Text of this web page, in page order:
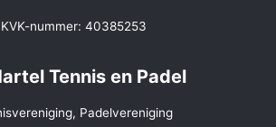
KVK-nummer: 40385253
Tennis en Padel
Padelvereniging